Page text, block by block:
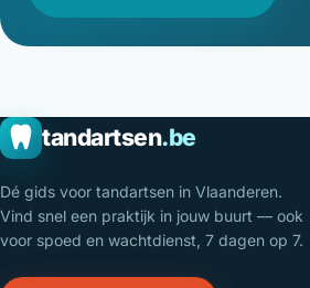
tandartsen.be
Dé gids voor tandartsen in Vlaanderen.
Vind snel een praktijk in jouw buurt — ook
voor spoed en wachtdienst, 7 dagen op 7.